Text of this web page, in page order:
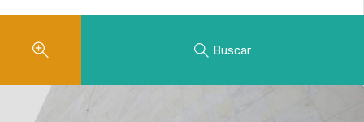
Buscar